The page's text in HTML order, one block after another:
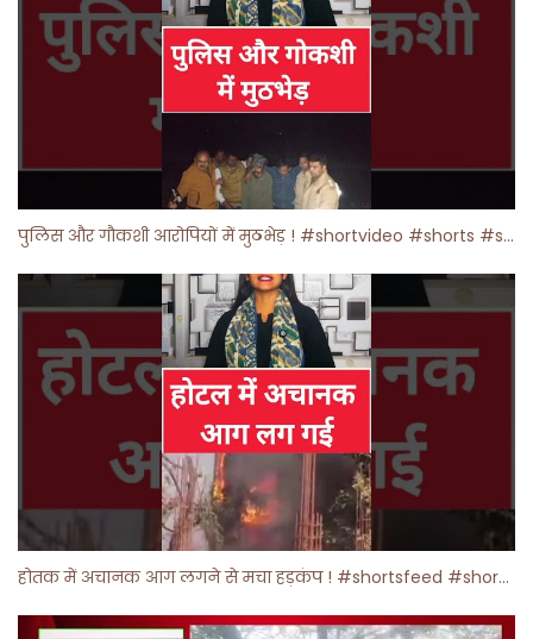
पुलिस और गौकशी आरोपियों में मुठभेड़ ! #shortvideo #shorts #shortsfeed
होतक में अचानक आग लगने से मचा हड़कंप ! #shortsfeed #shorts #viralshorts